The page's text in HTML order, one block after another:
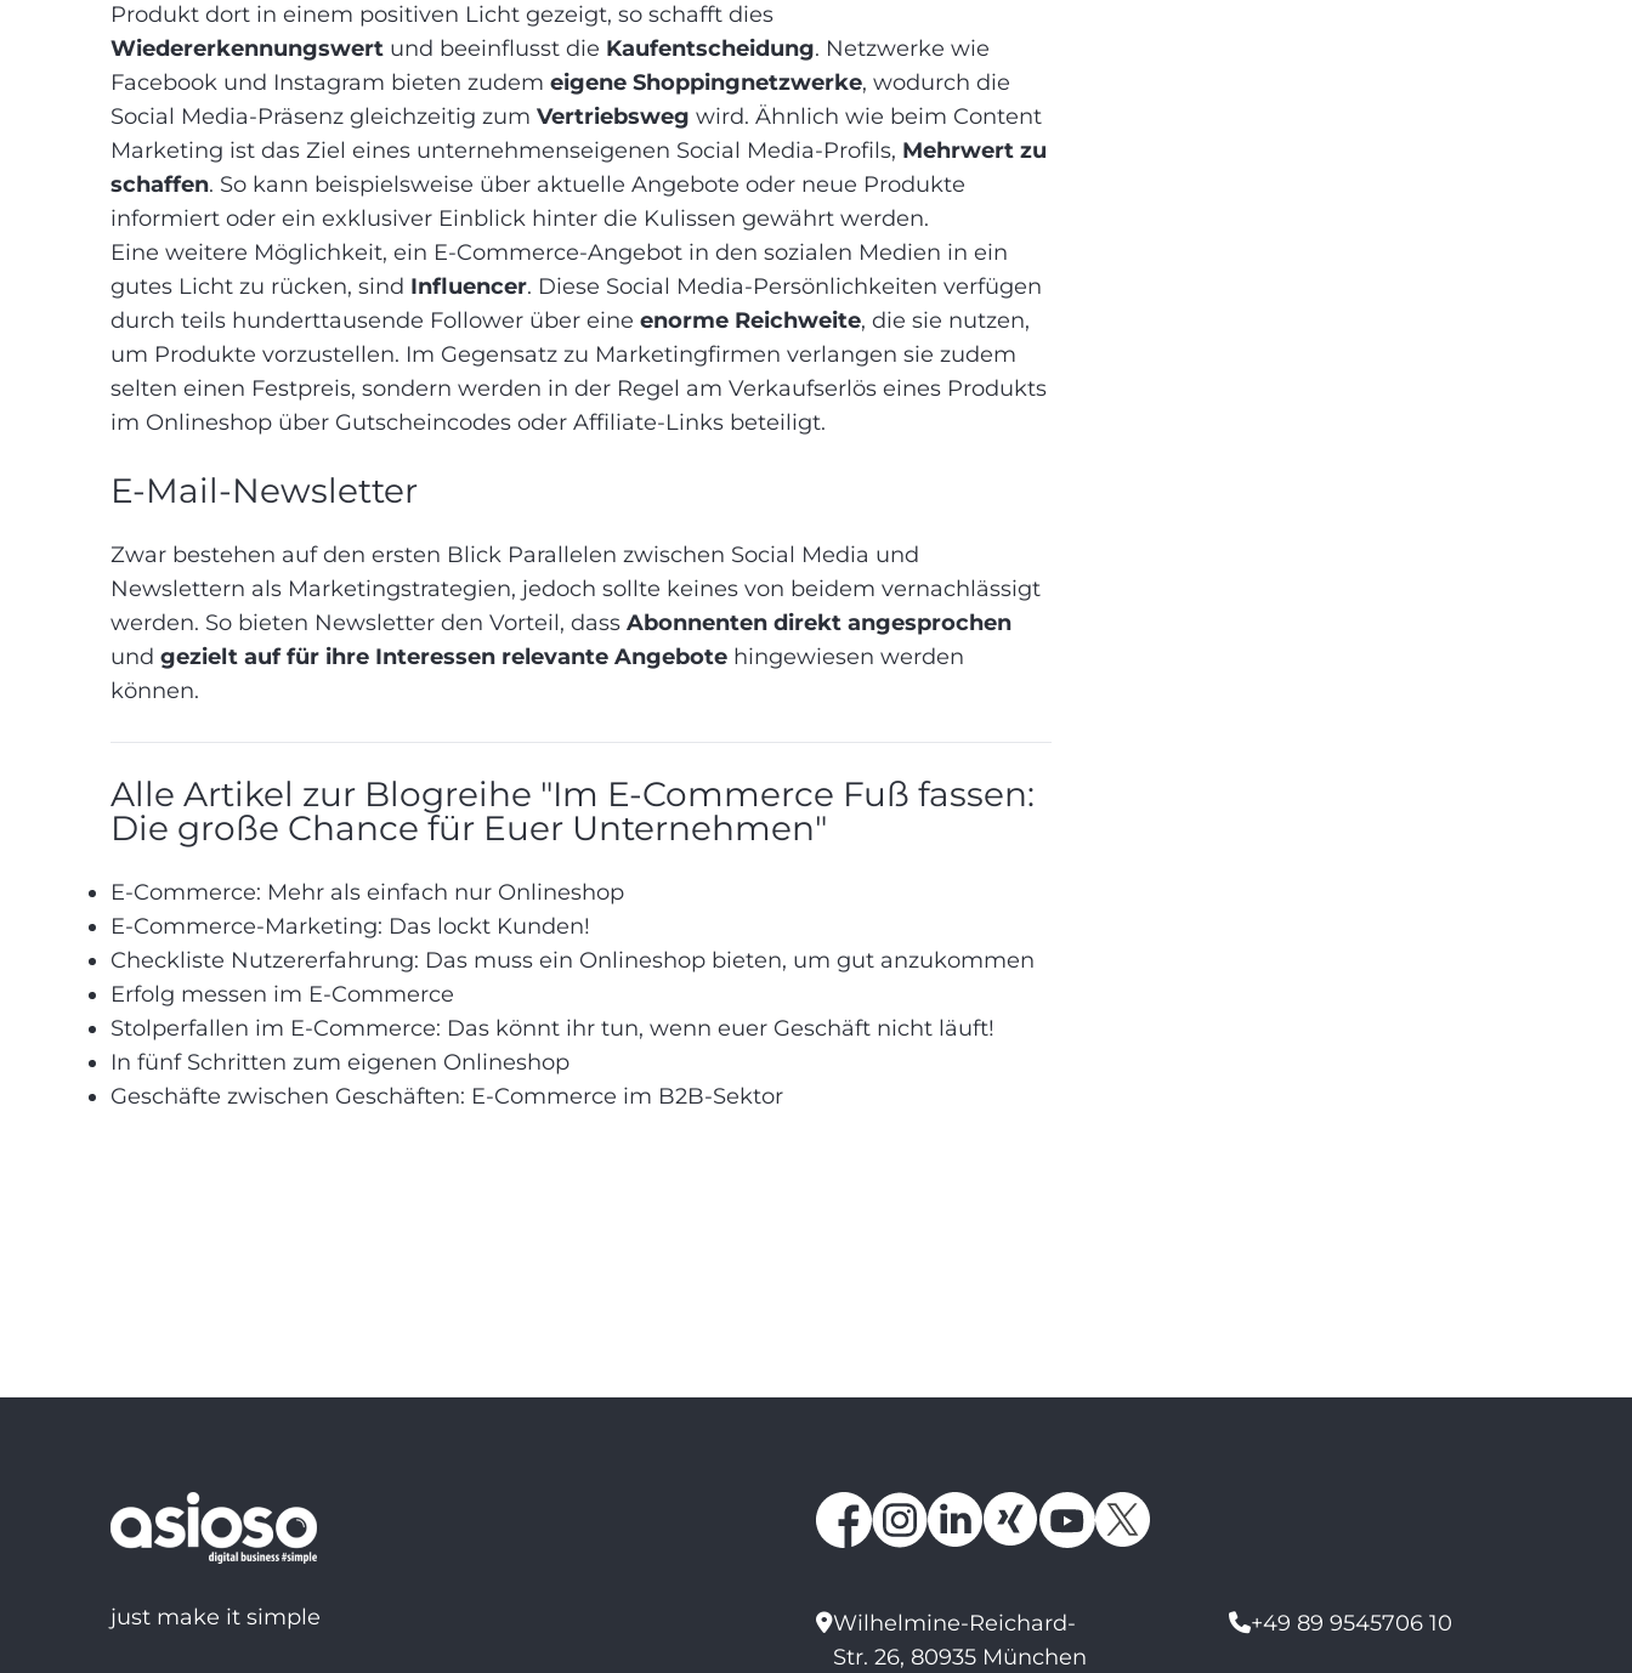
Produkt dort in einem positiven Licht gezeigt, so schafft dies
Wiedererkennungswert und beeinflusst die Kaufentscheidung. Netzwerke wie
Facebook und Instagram bieten zudemeigene Shoppingnetzwerke, wodurch die
Social Media-Präsenz gleichzeitig zumVertriebswegwird. Ähnlich wie beim Content
Marketing ist das Ziel eines unternehmenseigenen Social Media-Profils, Mehrwert zu
schaffen. So kann beispielsweise über aktuelle Angebote oder neue Produkte
informiert oder ein exklusiver Einblick hinter die Kulissen gewährt werden.
Eine weitere Möglichkeit, ein E-Commerce-Angebot in den sozialen Medien in ein
gutes Licht zu rücken, sind Influencer. Diese Social Media-Persönlichkeiten verfügen
durch teils hunderttausende Follower über eineenorme Reichweite, die sie nutzen,
um Produkte vorzustellen. Im Gegensatz zu Marketingfirmen verlangen sie zudem
selten einen Festpreis, sondern werden in der Regel am Verkaufserlös eines Produkts
im Onlineshop über Gutscheincodes oder Affiliate-Links beteiligt.
E-Mail-Newsletter
Zwar bestehen auf den ersten Blick Parallelen zwischen Social Media und
Newslettern als Marketingstrategien, jedoch sollte keines von beidem vernachlässigt
werden. So bieten Newsletter den Vorteil, dassAbonnenten direkt angesprochen
undgezielt auf für ihre Interessen relevante Angebote hingewiesen werden
können.
Alle Artikel zur Blogreihe "Im E-Commerce Fuß fassen:
Die große Chance für Euer Unternehmen"
E-Commerce: Mehr als einfach nur Onlineshop
E-Commerce-Marketing: Das lockt Kunden!
Checkliste Nutzererfahrung: Das muss ein Onlineshop bieten, um gut anzukommen
Erfolg messen im E-Commerce
Stolperfallen im E-Commerce: Das könnt ihr tun, wenn euer Geschäft nicht läuft!
In fünf Schritten zum eigenen Onlineshop
Geschäfte zwischen Geschäften: E-Commerce im B2B-Sektor
just make it simple
Wilhelmine-Reichard-
Str. 26, 80935 München
+49 89 9545706 10